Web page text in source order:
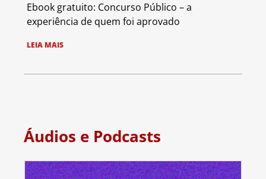
Ebook gratuito: Concurso Público – a
experiência de quem foi aprovado
LEIA MAIS
Áudios e Podcasts